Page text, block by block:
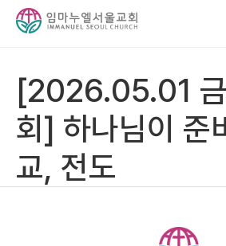
[2026.05.01
회] 하나님이 준
교, 전도